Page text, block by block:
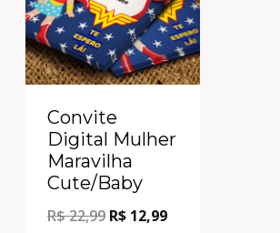
Convite
Digital Mulher
Maravilha
Cute/Baby
R$22,99 R$ 12,99